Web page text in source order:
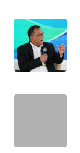
WN
TANGERANG
WN
BINJAI
WN